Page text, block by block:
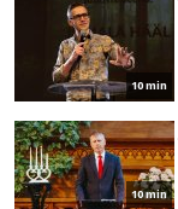
10 min
10 min